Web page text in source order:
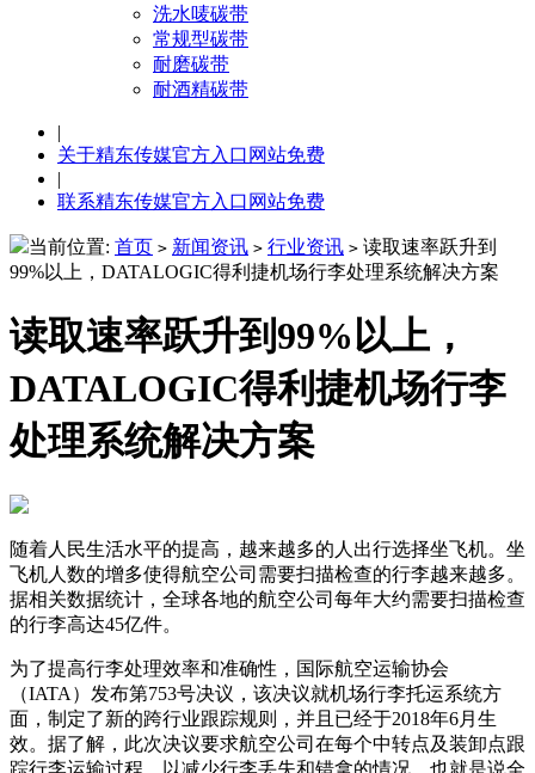
洗水唛碳带
常规型碳带
耐磨碳带
耐酒精碳带
|
关于精东传媒官方入口网站免费
|
联系精东传媒官方入口网站免费
当前位置: 首页 > 新闻资讯 > 行业资讯 > 读取速率跃升到
99%以上，DATALOGIC得利捷机场行李处理系统解决方案
读取速率跃升到99%以上，
DATALOGIC得利捷机场行李
处理系统解决方案
随着人民生活水平的提高，越来越多的人出行选择坐飞机。坐
飞机人数的增多使得航空公司需要扫描检查的行李越来越多。
据相关数据统计，全球各地的航空公司每年大约需要扫描检查
的行李高达45亿件。
为了提高行李处理效率和准确性，国际航空运输协会
（IATA）发布第753号决议，该决议就机场行李托运系统方
面，制定了新的跨行业跟踪规则，并且已经于2018年6月生
效。据了解，此次决议要求航空公司在每个中转点及装卸点跟
踪行李运输过程，以减少行李丢失和错拿的情况，也就是说全